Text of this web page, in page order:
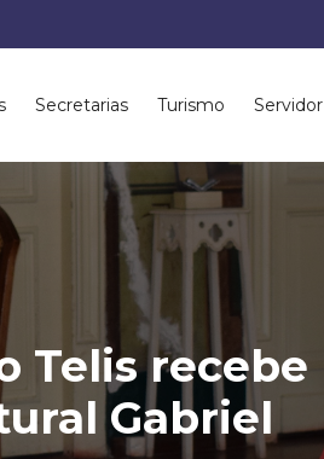
Secretarias Turismo Servidor
Telis recebe
Gabriel